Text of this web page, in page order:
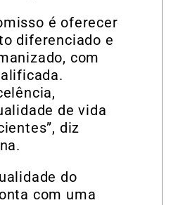
é oferecer
diferenciado e
com
de vida
diz
do
com uma